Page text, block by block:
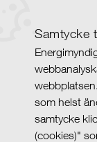
Samtycke
som helst
samtycke
(cookies)"